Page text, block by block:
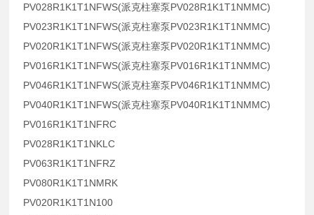
PV028R1K1T1NFWS(派克柱塞泵PV028R1K1T1NMMC)
PV023R1K1T1NFWS(派克柱塞泵PV023R1K1T1NMMC)
PV020R1K1T1NFWS(派克柱塞泵PV020R1K1T1NMMC)
PV016R1K1T1NFWS(派克柱塞泵PV016R1K1T1NMMC)
PV046R1K1T1NFWS(派克柱塞泵PV046R1K1T1NMMC)
PV040R1K1T1NFWS(派克柱塞泵PV040R1K1T1NMMC)
PV016R1K1T1NFRC
PV028R1K1T1NKLC
PV063R1K1T1NFRZ
PV080R1K1T1NMRK
PV020R1K1T1N100